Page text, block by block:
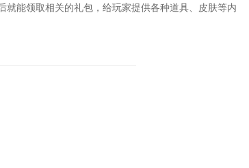
能领取相关的礼包，给玩家提供各种道具、皮肤等内